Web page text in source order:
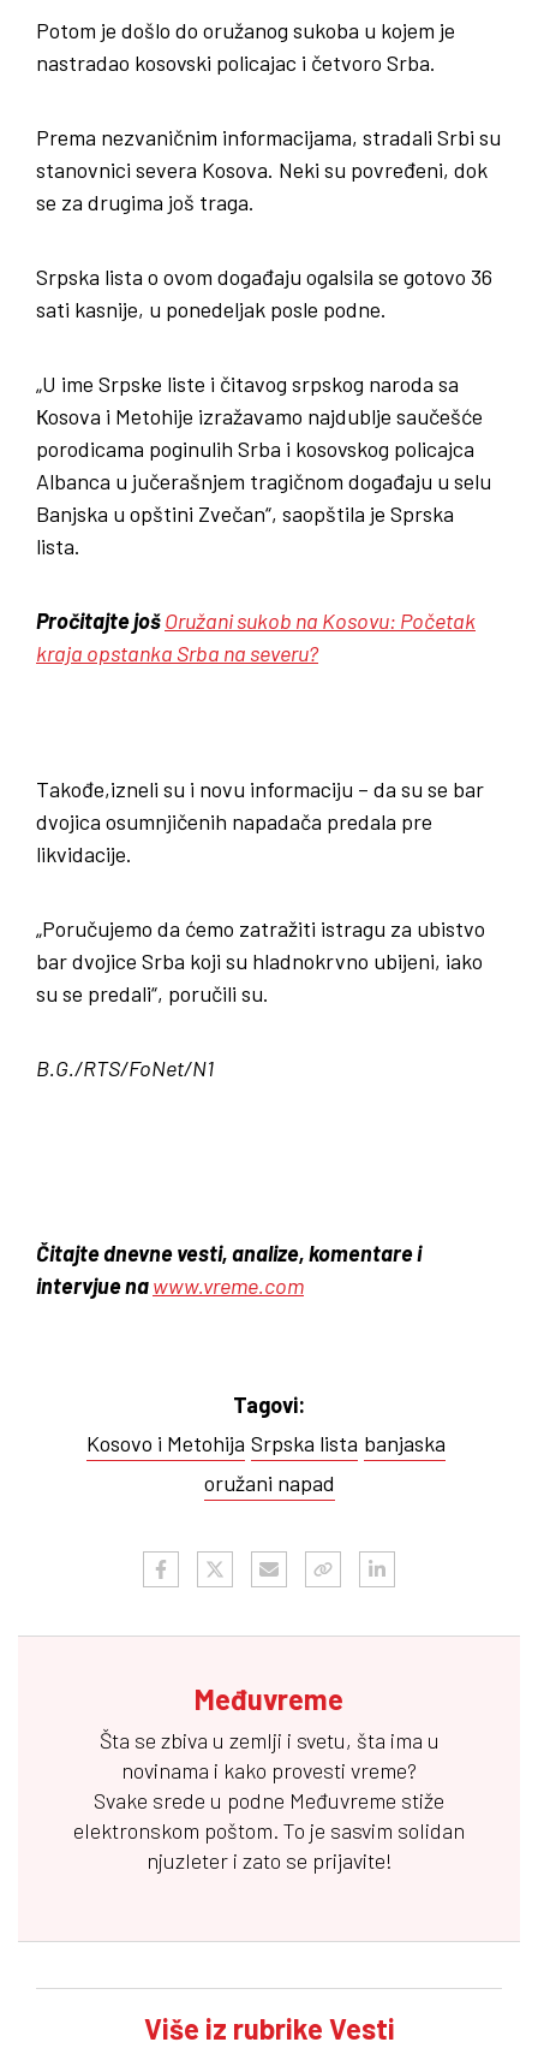
Potom je došlo do oružanog sukoba u kojem je
nastradao kosovski policajac i četvoro Srba.
Prema nezvaničnim informacijama, stradali Srbi su
stanovnici severa Kosova. Neki su povređeni, dok
se za drugima još traga.
Srpska lista o ovom događaju ogalsila se gotovo 36
sati kasnije, u ponedeljak posle podne.
„U ime Srpske liste i čitavog srpskog naroda sa
Кosova i Metohije izražavamo najdublje saučešće
porodicama poginulih Srba i kosovskog policajca
Albanca u jučerašnjem tragičnom događaju u selu
Banjska u opštini Zvečan“, saopštila je Sprska
lista.
Pročitajte jošOružani sukob na Kosovu: Početak
kraja opstanka Srba na severu?
Takođe,izneli su i novu informaciju – da su se bar
dvojica osumnjičenih napadača predala pre
likvidacije.
„Poručujemo da ćemo zatražiti istragu za ubistvo
bar dvojice Srba koji su hladnokrvno ubijeni, iako
su se predali“, poručili su.
B.G./RTS/FoNet/N1
Čitajte dnevne vesti, analize, komentare i
intervjue nawww.vreme.com
Tagovi:
Kosovo i Metohija Srpska lista banjaska
oružani napad
Međuvreme
Šta se zbiva u zemlji i svetu, šta ima u
novinama i kako provesti vreme?
Svake srede u podne Međuvreme stiže
elektronskom poštom. To je sasvim solidan
njuzleter i zato se prijavite!
Više iz rubrike Vesti